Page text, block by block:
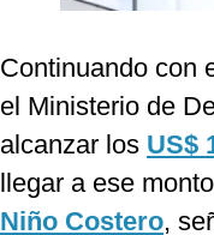
Continuando con
el Ministerio de
alcanzar los US$
llegar a ese
Niño Costero,